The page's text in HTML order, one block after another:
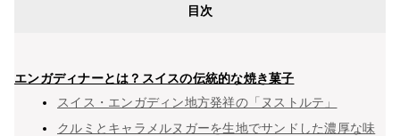
目次
エンガディナーとは？スイスの伝統的な焼き菓子
スイス・エンガディン地方発祥の「ヌストルテ」
クルミとキャラメルヌガーを生地でサンドした濃厚な味